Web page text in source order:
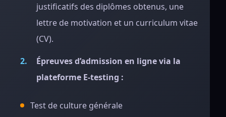
justificatifs des diplômes obtenus, une
lettre de motivation et un curriculum vitae
(CV).
Épreuves d’admission en ligne via la
plateforme E-testing :
Test de culture générale